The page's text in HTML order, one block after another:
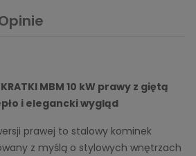
MBM 10 kW prawy z giętą
i elegancki wygląd
prawej to stalowy kominek
z myślą o stylowych wnętrzach